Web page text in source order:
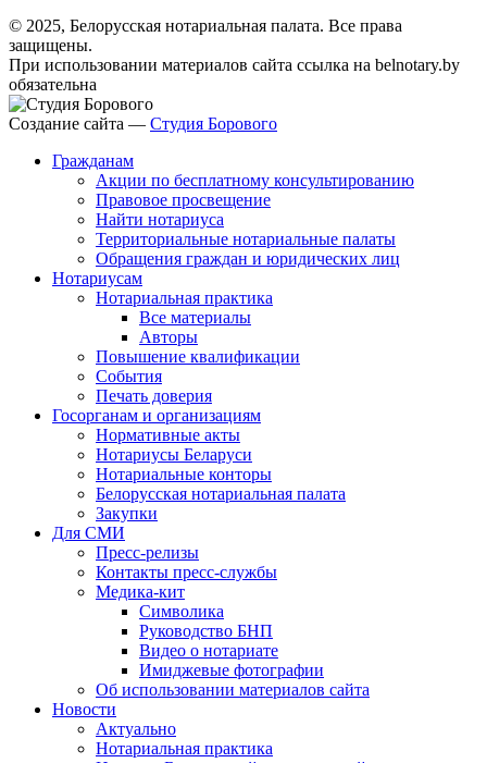
© 2025, Белорусская нотариальная палата. Все права
защищены.
При использовании материалов сайта ссылка на belnotary.by
обязательна
Создание сайта — Студия Борового
Гражданам
Акции по бесплатному консультированию
Правовое просвещение
Найти нотариуса
Территориальные нотариальные палаты
Обращения граждан и юридических лиц
Нотариусам
Нотариальная практика
Все материалы
Авторы
Повышение квалификации
События
Печать доверия
Госорганам и организациям
Нормативные акты
Нотариусы Беларуси
Нотариальные конторы
Белорусская нотариальная палата
Закупки
Для СМИ
Пресс-релизы
Контакты пресс-службы
Медика-кит
Символика
Руководство БНП
Видео о нотариате
Имиджевые фотографии
Об использовании материалов сайта
Новости
Актуально
Нотариальная практика